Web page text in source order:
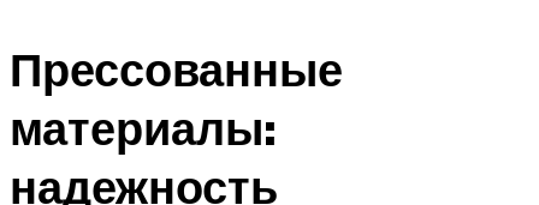
Прессованные
материалы:
надежность